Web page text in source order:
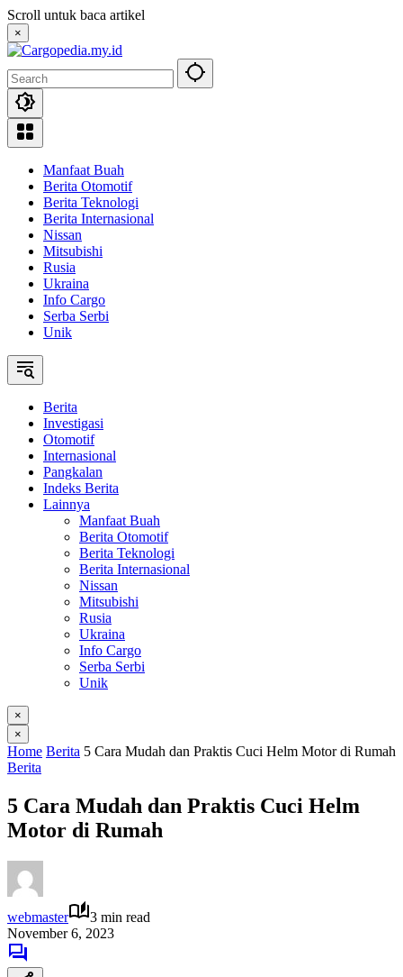
Skip
to
content
Scroll untuk baca artikel
×
Manfaat Buah
Berita Otomotif
Berita Teknologi
Berita Internasional
Nissan
Mitsubishi
Rusia
Ukraina
Info Cargo
Serba Serbi
Unik
Berita
Investigasi
Otomotif
Internasional
Pangkalan
Indeks Berita
Lainnya
Manfaat Buah
Berita Otomotif
Berita Teknologi
Berita Internasional
Nissan
Mitsubishi
Rusia
Ukraina
Info Cargo
Serba Serbi
Unik
×
×
Home Berita 5 Cara Mudah dan Praktis Cuci Helm Motor di Rumah
Berita
5 Cara Mudah dan Praktis Cuci Helm
Motor di Rumah
webmaster
3 min read
November 6, 2023